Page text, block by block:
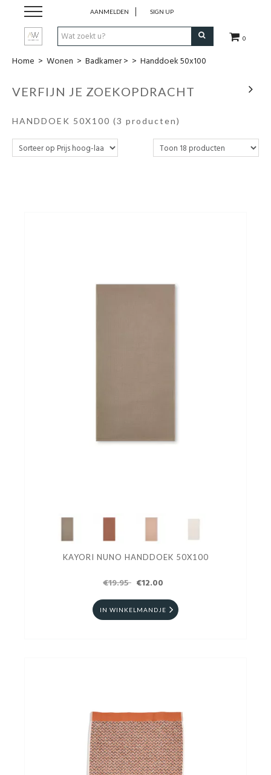
0
AANMELDEN SIGN UP
Dames Kleding
Heren kleding
Home > Wonen > Badkamer > > Handdoek 50x100
VERFIJN JE ZOEKOPDRACHT
HANDDOEK 50X100 (3 producten)
KAYORI NUNO HANDDOEK 50X100
€19.95 €12.00
IN WINKELMANDJE